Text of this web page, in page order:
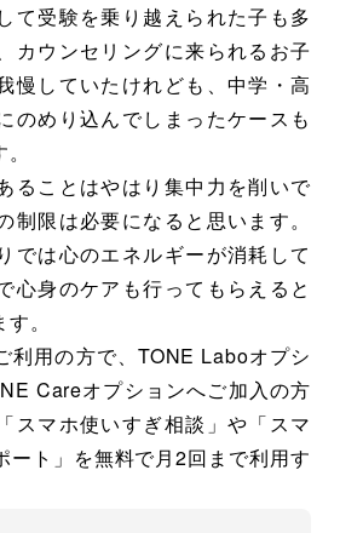
て受験を乗り越えられた子も多
カウンセリングに来られるお子
慢していたけれども、中学・高
のめり込んでしまったケースも
ることはやはり集中力を削いで
制限は必要になると思います。
では心のエネルギーが消耗して
心身のケアも行ってもらえると
。
利用の方で、TONE Laboオプシ
Careオプションへご加入の方
スマホ使いすぎ相談」や「スマ
ート」を無料で月2回まで利用す